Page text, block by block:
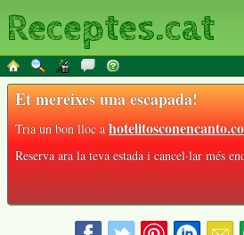
Receptes.cat
Et mereixes una escapada!
Tria un bon lloc a
Reserva ara la teva estada i cancel·lar més